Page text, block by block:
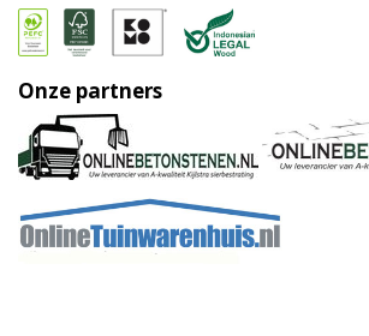
Onze partners